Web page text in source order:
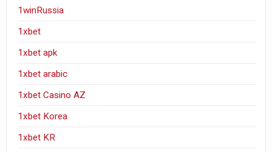
1winRussia
1xbet
1xbet apk
1xbet arabic
1xbet Casino AZ
1xbet Korea
1xbet KR